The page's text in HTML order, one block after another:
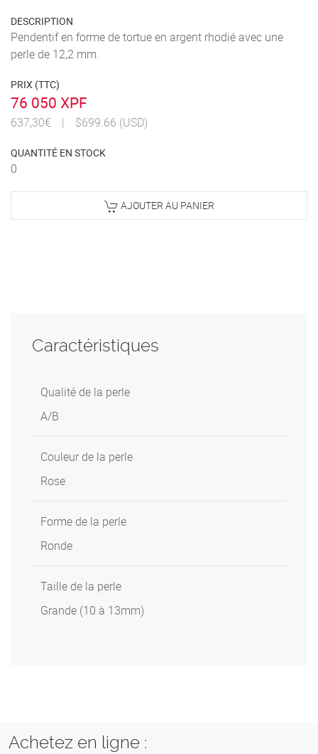
DESCRIPTION
Pendentif en forme de tortue en argent rhodié avec une
perle de 12,2 mm.
PRIX (TTC)
76 050 XPF
637,30€ | $699.66 (USD)
QUANTITÉ EN STOCK
0
AJOUTER AU PANIER
Caractéristiques
Qualité de la perle
A/B
Couleur de la perle
Rose
Forme de la perle
Ronde
Taille de la perle
Grande (10 à 13mm)
Achetez en ligne :